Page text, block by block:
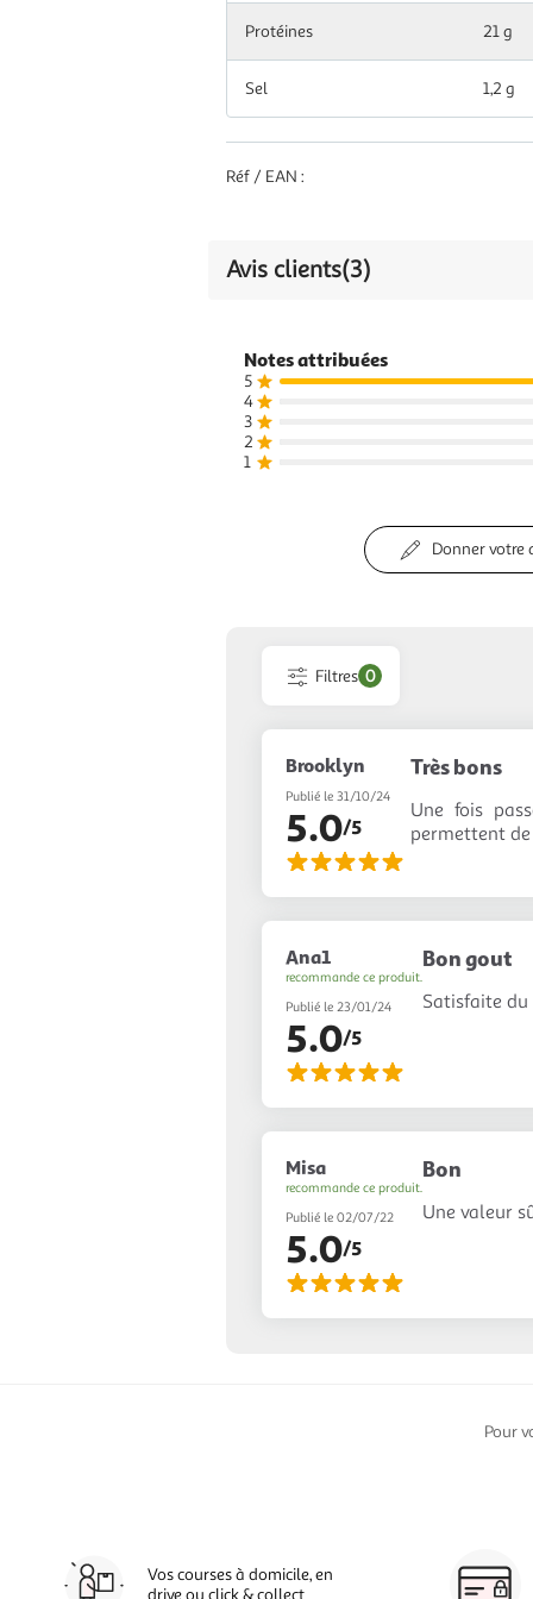
Protéines 21 g
Sel 1,2 g
Glucides 3,00 %
dont Sucres 1,00 %
alimentaires
Réf / EAN :
Avis clients(3)
Notes attribuées
5
4
3
2
1
Donner votre
Filtres 0
Brooklyn
Publié le 31/10/24
5.0/5
Très bons
Une fois
permettent
Ana1
recommande ce produit.
Publié le 23/01/24
5.0/5
Bon gout
Satisfaite
Misa
recommande ce produit.
Publié le 02/07/22
5.0/5
Bon
Une valeur
Pour
Vos courses à domicile, en
drive ou click & collect